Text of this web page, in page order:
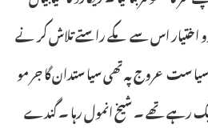
اختیار اس سے مکے راستے تلاش کر نے
ست عروج پہ تھی سیا ستدان گا جر مو
رہے تھے ۔ شیخ انمول رہا ۔ گندے